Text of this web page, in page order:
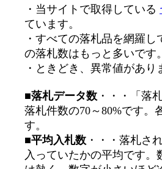
・当サイトで取得している
ています。
・すべての落札品を網羅
の落札数はもっと多いです
・ときどき、異常値があ
■落札データ数 ・・・「落
落札件数の70～80%です。
す。
■平均入札数 ・・・落札さ
入っていたかの平均です